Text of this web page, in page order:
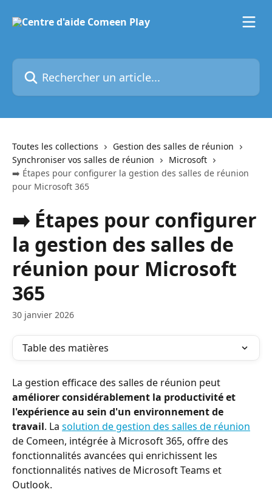
Rechercher un article...
Toutes les collections
Gestion des salles de réunion
Synchroniser vos salles de réunion
Microsoft
➡️ Étapes pour configurer la gestion des salles de réunion
pour Microsoft 365
➡️ Étapes pour configurer
la gestion des salles de
réunion pour Microsoft
365
30 janvier 2026
Table des matières
La gestion efficace des salles de réunion peut
améliorer considérablement la productivité et
l'expérience au sein d'un environnement de
travail. La solution de gestion des salles de réunion
de Comeen, intégrée à Microsoft 365, offre des
fonctionnalités avancées qui enrichissent les
fonctionnalités natives de Microsoft Teams et
Outlook.